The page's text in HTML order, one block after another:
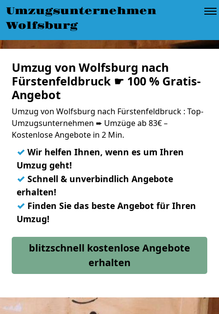
Umzugsunternehmen
Wolfsburg
Umzug von Wolfsburg nach
Fürstenfeldbruck ☛ 100 % Gratis-
Angebot
Umzug von Wolfsburg nach Fürstenfeldbruck : Top-
Umzugsunternehmen ➨ Umzüge ab 83€ –
Kostenlose Angebote in 2 Min.
✓ Wir helfen Ihnen, wenn es um Ihren
Umzug geht!
✓ Schnell & unverbindlich Angebote
erhalten!
✓ Finden Sie das beste Angebot für Ihren
Umzug!
blitzschnell kostenlose Angebote
erhalten